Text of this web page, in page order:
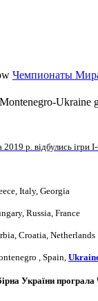
Чемпионаты
Ukraine
р. відбулись ігри
Italy, Georgia
Russia, France
Croatia, Netherlands
, Spain,
України програла